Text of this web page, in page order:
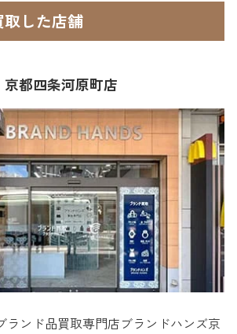
取した店舗
京都四条河原町店
ランド品買取専門店ブランドハンズ京